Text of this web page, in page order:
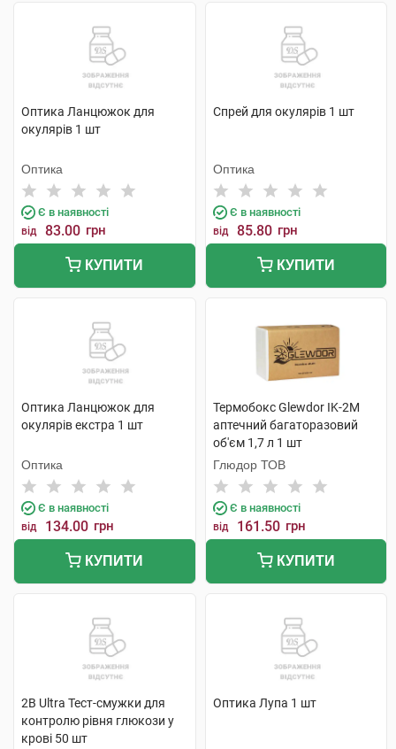
Оптика Ланцюжок для
окулярів 1 шт
Оптика
Є в наявності
від 83.00 грн
КУПИТИ
Спрей для окулярів 1 шт
Оптика
Є в наявності
від 85.80 грн
КУПИТИ
Оптика Ланцюжок для
окулярів екстра 1 шт
Оптика
Є в наявності
від 134.00 грн
КУПИТИ
Термобокс Glewdor IK-2M
аптечний багаторазовий
об'єм 1,7 л 1 шт
Глюдор ТОВ
Є в наявності
від 161.50 грн
КУПИТИ
2B Ultra Тест-смужки для
контролю рівня глюкози у
крові 50 шт
Оптика Лупа 1 шт